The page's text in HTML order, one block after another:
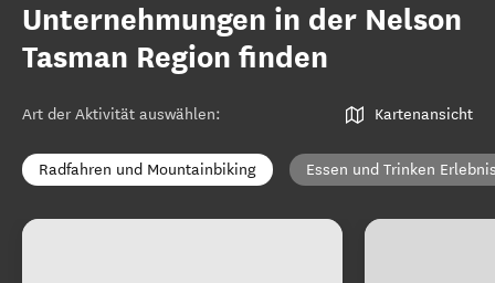
Unternehmungen in der Nelson
Tasman Region finden
Art der Aktivität auswählen: Kartenansicht
Radfahren und Mountainbiking Essen und Trinken